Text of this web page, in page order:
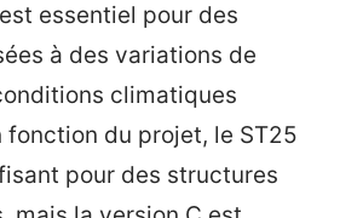
essentiel pour des
à des variations de
climatiques
fonction du projet, le ST25
pour des structures